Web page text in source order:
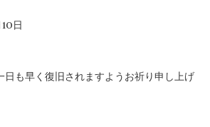
日
日も早く復旧されますようお祈り申し上げ